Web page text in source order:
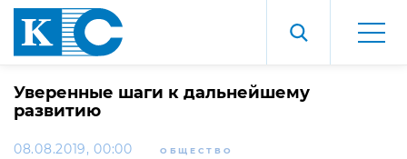
Уверенные шаги к дальнейшему
развитию
08.08.2019, 00:00 ОБЩЕСТВО